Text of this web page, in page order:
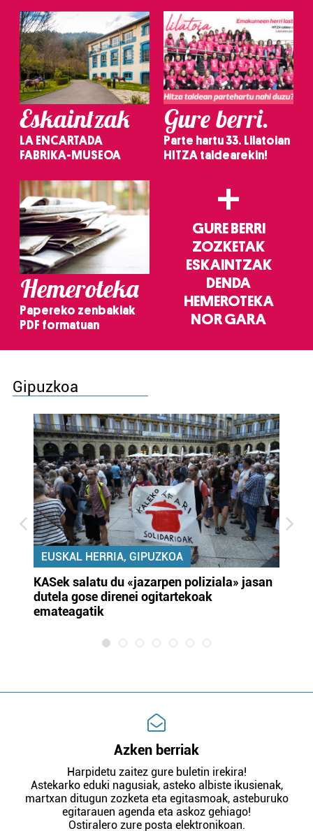
Eskaintzak
LA ENCARTADA
FABRIKA-MUSEOA
Gure berri.
Parte hartu 33. Lilatoian
HITZA taldearekin!
Hemeroteka
Papereko zenbakiak
PDF formatuan
+
GURE BERRI
ZOZKETAK
ESKAINTZAK
DENDA
HEMEROTEKA
NOR GARA
Gipuzkoa
EUSKAL HERRIA, GIPUZKOA
KASek salatu du «jazarpen poliziala» jasan
dutela gose direnei ogitartekoak
emateagatik
Azken berriak
Harpidetu zaitez gure buletin irekira!
Astekarko eduki nagusiak, asteko albiste ikusienak,
martxan ditugun zozketa eta egitasmoak, asteburuko
egitarauen agenda eta askoz gehiago!
Ostiralero zure posta elektronikoan.